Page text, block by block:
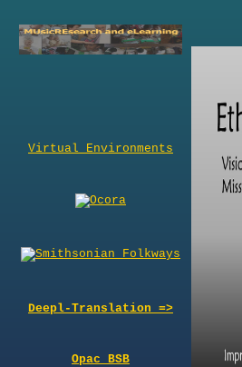
Virtual Environments
Deepl-Translation =>
Opac BSB